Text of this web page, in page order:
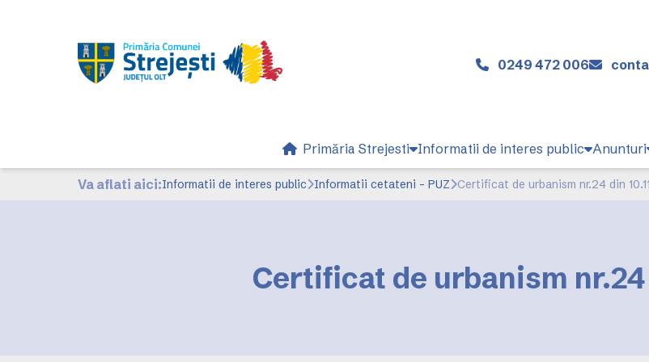
0249 472 006
Primăria Strejesti Informatii de interes public Anunturi
Va aflati aici:Informatii de interes public Informatii cetateni - PUZ Certificat de urbanism nr.24 din
Certificat de urbanism nr.24